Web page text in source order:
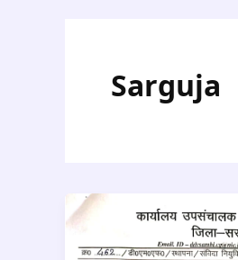
Sarguja